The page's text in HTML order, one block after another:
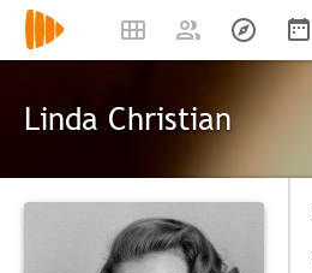
Linda Christian